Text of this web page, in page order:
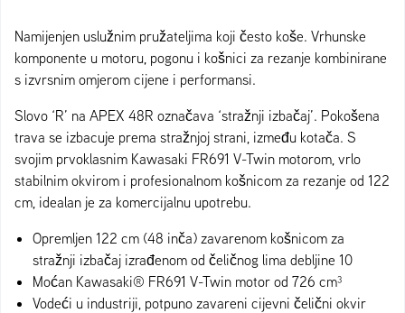
Namijenjen uslužnim pružateljima koji često koše. Vrhunske
komponente u motoru, pogonu i košnici za rezanje kombinirane
s izvrsnim omjerom cijene i performansi.
Slovo ‘R’ na APEX 48R označava ‘stražnji izbačaj’. Pokošena
trava se izbacuje prema stražnjoj strani, između kotača. S
svojim prvoklasnim Kawasaki FR691 V-Twin motorom, vrlo
stabilnim okvirom i profesionalnom košnicom za rezanje od 122
cm, idealan je za komercijalnu upotrebu.
Opremljen 122 cm (48 inča) zavarenom košnicom za
stražnji izbačaj izrađenom od čeličnog lima debljine 10
Moćan Kawasaki® FR691 V-Twin motor od 726 cm³
Vodeći u industriji, potpuno zavareni cijevni čelični okvir